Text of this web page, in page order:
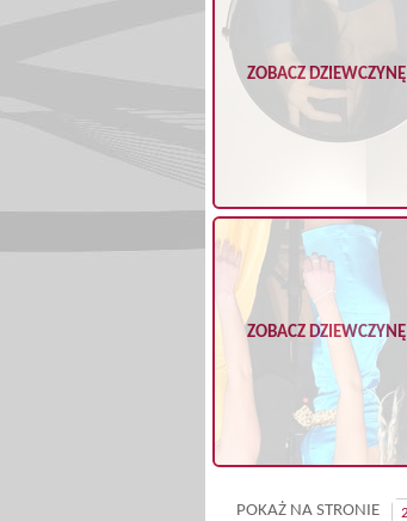
ZOBACZ DZIEWCZYNĘ
ZOBACZ DZIEWCZYNĘ
POKAŻ NA STRONIE